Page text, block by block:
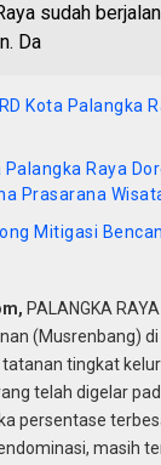
sudah
Da
Kota Palangka
Palangka Raya
Prasarana
Mitigasi
PALANGKA
(Musrenbang)
tingkat
telah digelar
persentase
masih